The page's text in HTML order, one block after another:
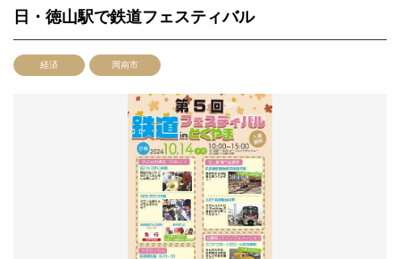
日・徳山駅で鉄道フェスティバル
経済 周南市